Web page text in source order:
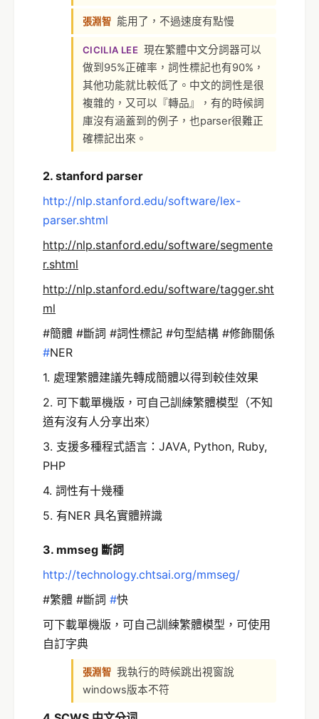
張淵智 能用了，不過速度有點慢
CICILIA LEE 現在繁體中文分詞器可以
做到95%正確率，詞性標記也有90%，
其他功能就比較低了。中文的詞性是很
複雜的，又可以『轉品』，有的時候詞
庫沒有涵蓋到的例子，也parser很難正
確標記出來。
2. stanford parser
http://nlp.stanford.edu/software/lex-
parser.shtml
http://nlp.stanford.edu/software/segmente
r.shtml
http://nlp.stanford.edu/software/tagger.sht
ml
#簡體‬ #斷詞 #詞性標記 #句型結構 #修飾關係
‪#NER‬
1. 處理繁體建議先轉成簡體以得到較佳效果
2. 可下載單機版，可自己訓練繁體模型（不知
道有沒有人分享出來）
3. 支援多種程式語言：JAVA, Python, Ruby,
PHP
4. 詞性有十幾種
5. 有NER 具名實體辨識
3. mmseg 斷詞
http://technology.chtsai.org/mmseg/
#繁體 #斷詞 ‪#快‬
可下載單機版，可自己訓練繁體模型，可使用
自訂字典
張淵智 我執行的時候跳出視窗說
windows版本不符